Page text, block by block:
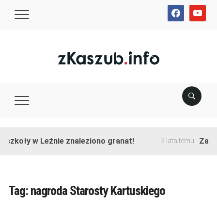
facebookyoutube
w Leźnie znaleziono granat! 2 lata temu
Tag: nagroda Starosty Kartuskiego